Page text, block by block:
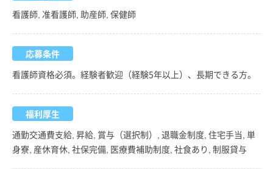
看護師, 准看護師, 助産師, 保健師
応募条件
看護師資格必須。経験者歓迎（経験5年以上）、長期できる方。
福利厚生
通勤交通費支給, 昇給, 賞与（選択制）, 退職金制度, 住宅手当, 単
身寮, 産休育休, 社保完備, 医療費補助制度, 社食あり, 制服貸与